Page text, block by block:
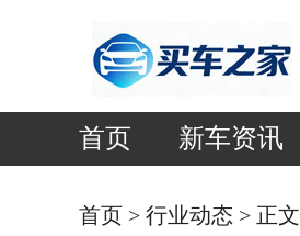
首页 新车资讯
首页 > 行业动态 > 正文